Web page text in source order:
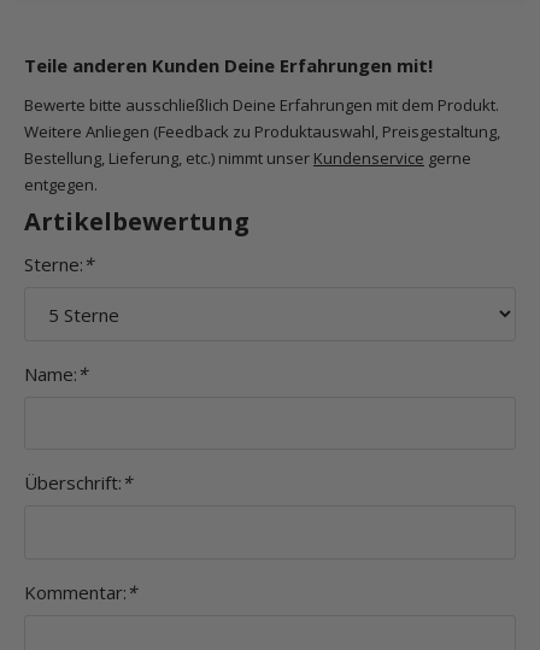
Teile anderen Kunden Deine Erfahrungen mit!
Bewerte bitte ausschließlich Deine Erfahrungen mit dem Produkt.
Weitere Anliegen (Feedback zu Produktauswahl, Preisgestaltung,
Bestellung, Lieferung, etc.) nimmt unser Kundenservice gerne
entgegen.
Artikelbewertung
Sterne: *
Name: *
Überschrift: *
Kommentar: *